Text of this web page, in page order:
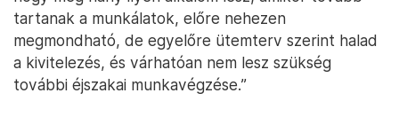
tartanak a munkálatok, előre nehezen
megmondható, de egyelőre ütemterv szerint halad
a kivitelezés, és várhatóan nem lesz szükség
további éjszakai munkavégzése.”